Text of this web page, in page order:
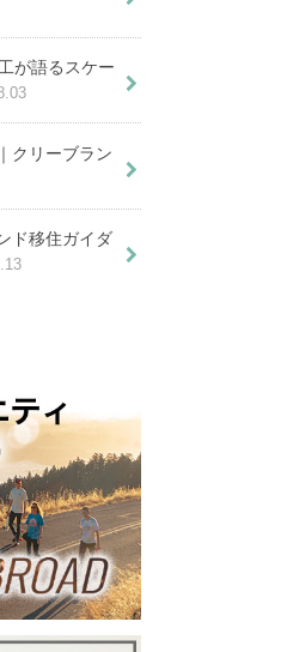
上。シン
長と共に
デメリッ
識
たい５つ
が語るスケー
クリーブラン
ド移住ガイダ